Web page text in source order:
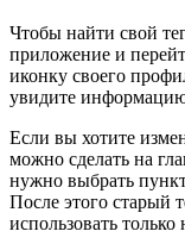
Чтобы найти свой
приложение и
иконку своего
увидите информацию
Если вы хотите
можно сделать на
нужно выбрать
После этого старый
использовать только